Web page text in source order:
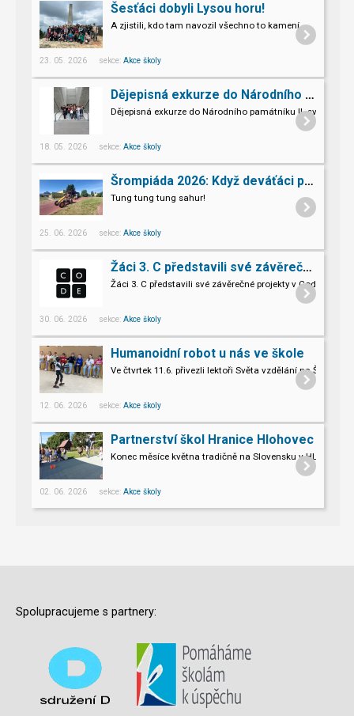
Šesťáci dobyli Lysou horu!
A zjistili, kdo tam navozil všechno to kamení.
23. 05. 2026 sekce: Akce školy
Dějepisná exkurze do Národního památníku II. sv. války v Hrabyni
Dějepisná exkurze do Národního památníku II. světové
18. 05. 2026 sekce: Akce školy
Šrompiáda 2026: Když deváťáci převzali velení
Tung tung tung sahur!
25. 06. 2026 sekce: Akce školy
Žáci 3. C představili své závěrečné projekty v Code.org
Žáci 3. C představili své závěrečné projekty v Code.org
30. 06. 2026 sekce: Akce školy
Humanoidní robot u nás ve škole
Ve čtvrtek 11.6. přivezli lektoři Světa vzdělání na
Pro naše třeťáky a páťáky to byl opravdu nevšední zážitek.
12. 06. 2026 sekce: Akce školy
Partnerství škol Hranice Hlohovec
Konec měsíce května tradičně na Slovensku v HLOHOVCI!
02. 06. 2026 sekce: Akce školy
Spolupracujeme s partnery: